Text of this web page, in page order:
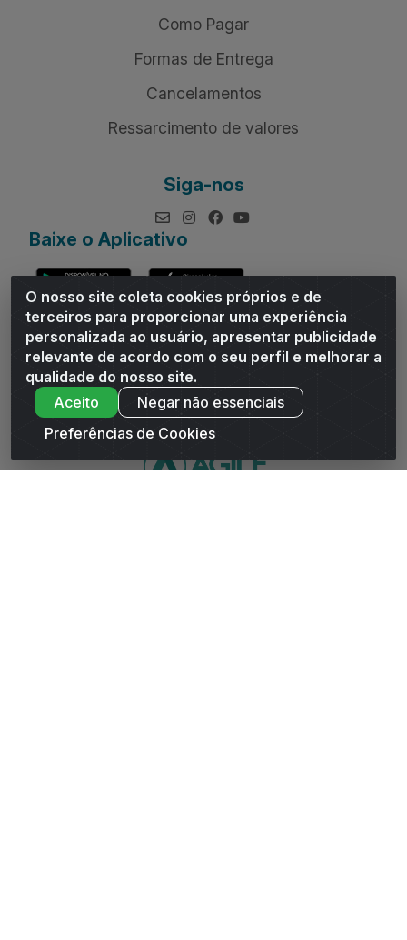
O nosso site coleta cookies próprios e de
terceiros para proporcionar uma experiência
personalizada ao usuário, apresentar publicidade
relevante de acordo com o seu perfil e melhorar a
qualidade do nosso site.
Aceito
Negar não essenciais
Preferências de Cookies
Como Pagar
Formas de Entrega
Cancelamentos
Ressarcimento de valores
Siga-nos
Baixe o Aplicativo
Andrade Distribuidor - ROD AL 110, n° 1401 - Sitio Moco,
Arapiraca/AL - CEP 57319-300 - CNPJ 10.667.481/0001-47